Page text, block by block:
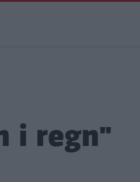
i regn"